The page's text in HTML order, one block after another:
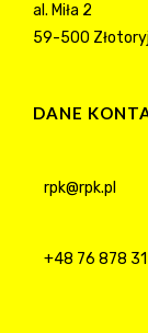
al. Miła 2
59-500
DANE
rpk@rpk.pl
+48 76 878